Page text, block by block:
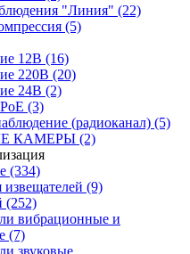
"Линия" (22)
(5)
12В (16)
220В (20)
24В (2)
(3)
(радиоканал) (5)
КАМЕРЫ (2)
(334)
извещателей (9)
(252)
вибрационные и
(7)
звуковые